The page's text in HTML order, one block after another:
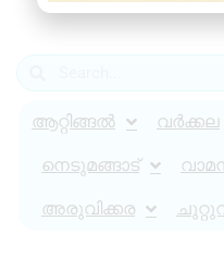
ആറ്റിങ്ങൽ വർക്കല
നെടുമങ്ങാട്
അരുവിക്കര